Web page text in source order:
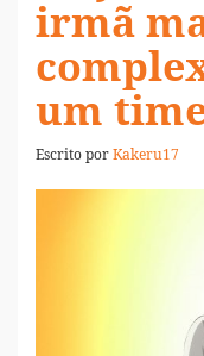
irmã
um
Escrito porKakeru17